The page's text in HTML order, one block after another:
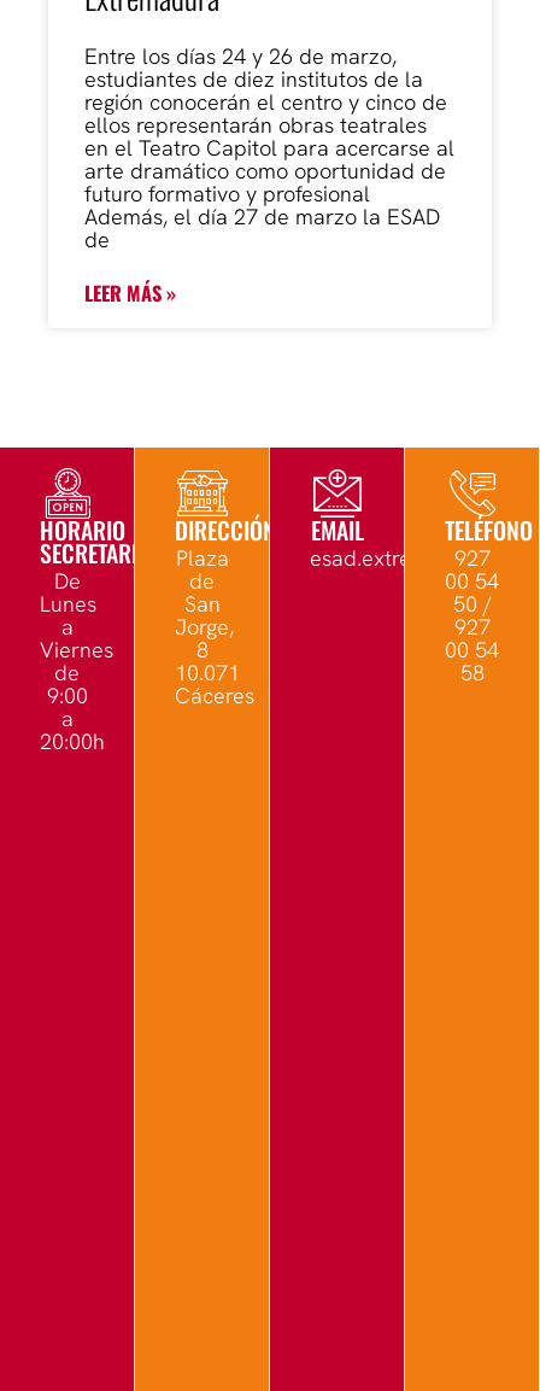
Entre los días 24 y 26 de marzo,
estudiantes de diez institutos de la
región conocerán el centro y cinco de
ellos representarán obras teatrales
en el Teatro Capitol para acercarse al
arte dramático como oportunidad de
futuro formativo y profesional
Además, el día 27 de marzo la ESAD
de
LEER MÁS »
HORARIO
SECRETARÍA
De
Lunes
a
Viernes
de
9:00
a
20:00h
DIRECCIÓN
Plaza
de
San
Jorge,
8
10.071
Cáceres
EMAIL TELÉFONO
927
00 54
50 /
927
00 54
58